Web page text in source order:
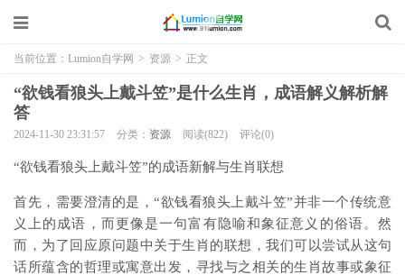
当前位置： Lumion自学网 > 资源 > 正文
“欲钱看狼头上戴斗笠”是什么生肖，成语解义解析解
答
2024-11-30 23:31:57 分类： 资源 阅读(822) 评论(0)
“欲钱看狼头上戴斗笠”的成语新解与生肖联想
首先，需要澄清的是，“欲钱看狼头上戴斗笠”并非一个传统意
义上的成语，而更像是一句富有隐喻和象征意义的俗语。然
而，为了回应原问题中关于生肖的联想，我们可以尝试从这句
话所蕴含的哲理或寓意出发，寻找与之相关的生肖故事或象征